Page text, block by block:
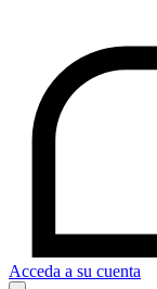
Acceda a su cuenta